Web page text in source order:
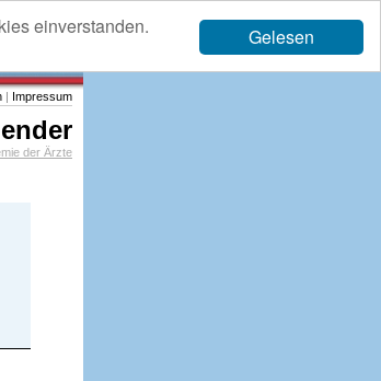
Gelesen
einverstanden.
| Impressum
der Ärzte